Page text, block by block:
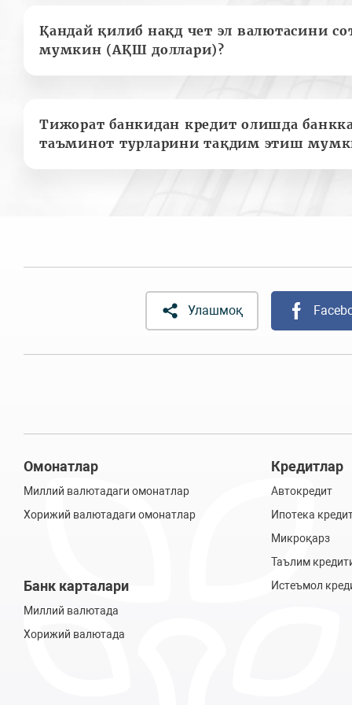
Қандай қилиб нақд чет эл валютасини
мумкин (АҚШ доллари)?
Тижорат банкидан кредит олишда
таъминот турларини тақдим этиш
Улашмоқ
Омонатлар
Миллий валютадаги омонатлар
Хорижий валютадаги омонатлар
Банк карталари
Миллий валютада
Хорижий валютада
Кредитлар
Автокредит
Ипотека
Микроқарз
Таълим
Истеъмол